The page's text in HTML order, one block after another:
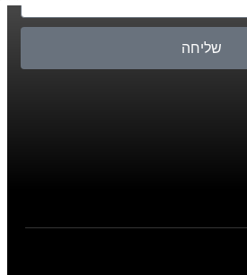
שליחה